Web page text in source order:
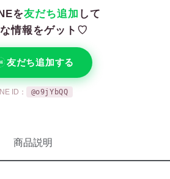
を友だち追加 して
情報をゲット♡
友だち追加する
ID： @o9jYbQQ
商品説明